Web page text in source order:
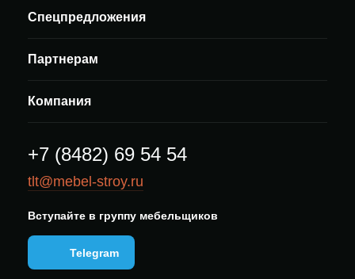
Спецпредложения
Партнерам
Компания
+7 (8482) 69 54 54
tlt@mebel-stroy.ru
Вступайте в группу мебельщиков
Telegram